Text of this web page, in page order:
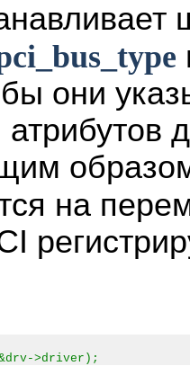
они
на
>driver);